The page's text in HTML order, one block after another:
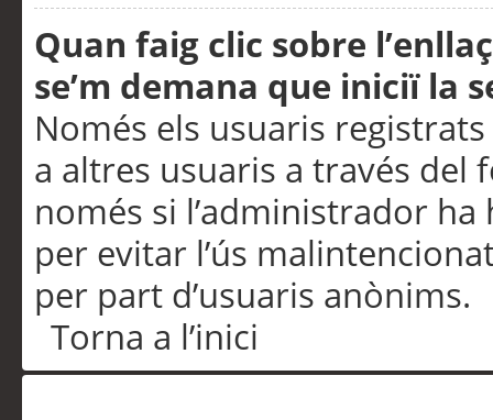
Quan faig clic sobre
se’m demana que iniciï la
Només els usuaris
a altres usuaris a través
només si l’administrador
per evitar l’ús
per part d’usuaris anònims.
Torna a l’inici